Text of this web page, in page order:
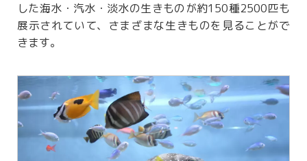
した海水・汽水・淡水の生きものが約150種2500匹も
展示されていて、さまざまな生きものを見ることがで
きます。